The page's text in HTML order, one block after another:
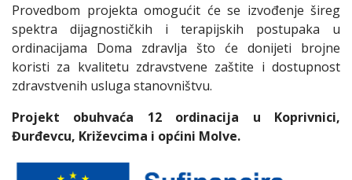
Provedbom projekta omogućit će se izvođenje šireg
spektra dijagnostičkih i terapijskih postupaka u
ordinacijama Doma zdravlja što će donijeti brojne
koristi za kvalitetu zdravstvene zaštite i dostupnost
zdravstvenih usluga stanovništvu.
Projekt obuhvaća 12 ordinacija u Koprivnici,
Đurđevcu, Križevcima i općini Molve.